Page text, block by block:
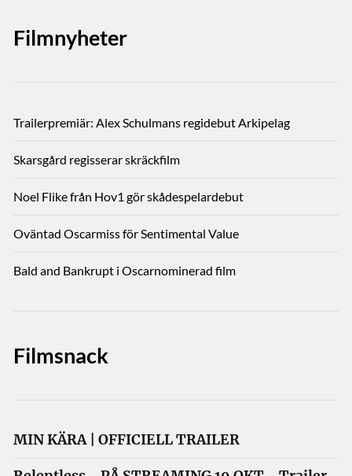
Filmnyheter
Trailerpremiär: Alex Schulmans regidebut Arkipelag
Skarsgård regisserar skräckfilm
Noel Flike från Hov1 gör skådespelardebut
Oväntad Oscarmiss för Sentimental Value
Bald and Bankrupt i Oscarnominerad film
Filmsnack
MIN KÄRA | OFFICIELL TRAILER